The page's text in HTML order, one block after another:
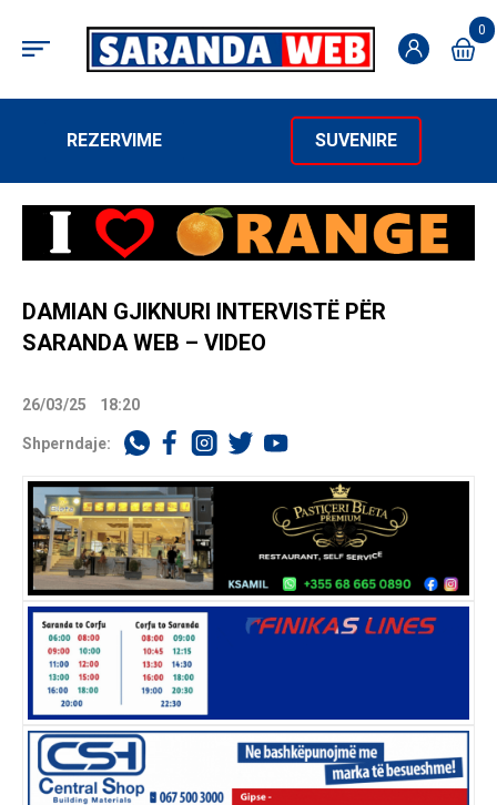
0
REZERVIME SUVENIRE
DAMIAN GJIKNURI INTERVISTË PËR
SARANDA WEB – VIDEO
26/03/25 18:20
Shperndaje: